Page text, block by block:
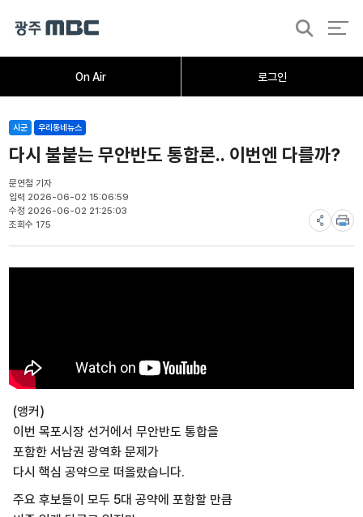
On Air 로그인
검
오늘의뉴스뉴스데스크 취재가시작되자
시군 우리동네뉴스
다시 불붙는 무안반도 통합론.. 이번엔 다를까?
문연철 기자
입력 2026-06-02 15:06:59
수정 2026-06-02 21:25:03
조회수 175
(앵커)
이번 목포시장 선거에서 무안반도 통합을
포함한 서남권 광역화 문제가
다시 핵심 공약으로 떠올랐습니다.
주요 후보들이 모두 5대 공약에 포함할 만큼